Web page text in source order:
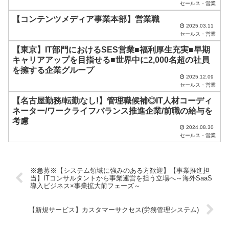
て
だ
い
セールス・営業
【コンテンツメディア事業本部】営業職
2025.03.11
セールス・営業
【東京】IT部門におけるSES営業■福利厚生充実■早期
キャリアアップを目指せる■世界中に2,000名超の社員
を擁する企業グループ
2025.12.09
セールス・営業
【名古屋勤務/転勤なし!】管理職候補◎IT人材コーディ
ネーター/ワークライフバランス推進企業/前職の給与を
考慮
2024.08.30
セールス・営業
※急募※【システム領域に強みのある方歓迎】【事業推進担
当】ITコンサルタントから事業運営を担う立場へ～海外SaaS
導入ビジネス×事業拡大前フェーズ～
【新規サービス】カスタマーサクセス(労務管理システム)